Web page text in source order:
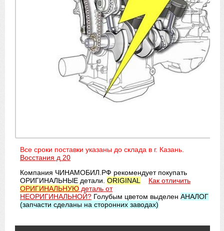
Все сроки поставки указаны до склада в г. Казань.
Восстания д 20
Компания ЧИНАМОБИЛ.РФ рекомендует покупать
ОРИГИНАЛЬНЫЕ детали. ORIGINAL
Как отличить
ОРИГИНАЛЬНУЮ деталь от
НЕОРИГИНАЛЬНОЙ? Голубым цветом выделен АНАЛОГ
(запчасти сделаны на сторонних заводах)